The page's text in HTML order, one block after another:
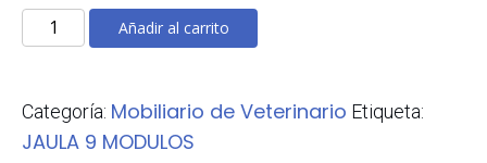
JAULA
DE
MODULOS
cantidad
Añadir al carrito
Categoría: Mobiliario de Veterinario Etiqueta:
JAULA 9 MODULOS